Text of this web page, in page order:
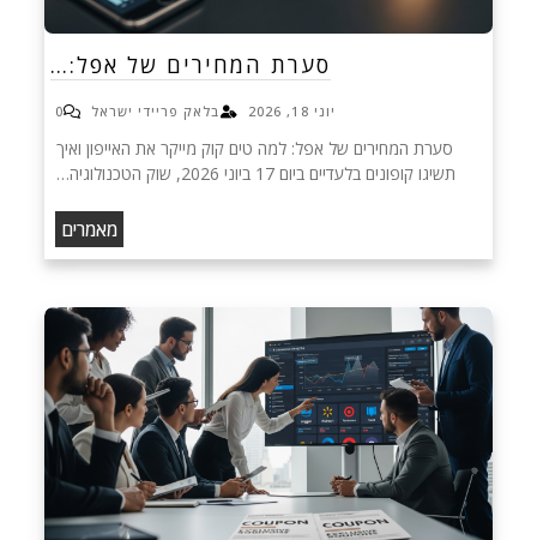
סערת המחירים של אפל:…
יוני 18, 2026 בלאק פריידי ישראל 0
סערת המחירים של אפל: למה טים קוק מייקר את האייפון ואיך
תשיגו קופונים בלעדיים ביום 17 ביוני 2026, שוק הטכנולוגיה…
מאמרים